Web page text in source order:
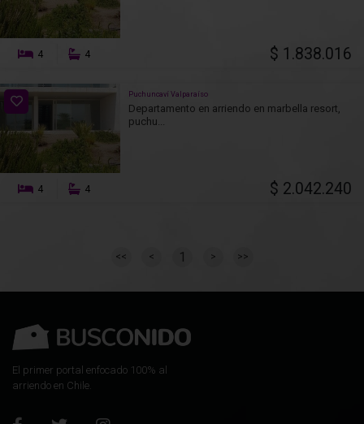
4 4 $ 1.838.016
Puchuncaví Valparaíso
Departamento en arriendo en marbella resort,
puchu...
4 4 $ 2.042.240
<< < 1 > >>
El primer portal enfocado 100% al
arriendo en Chile.